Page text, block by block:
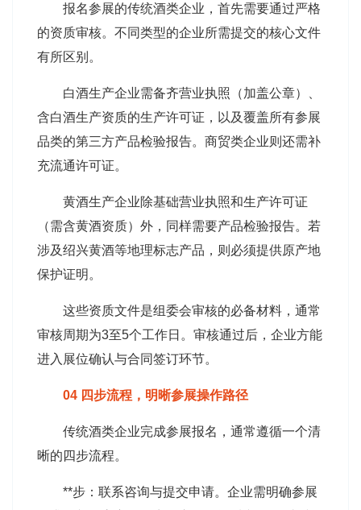
报名参展的传统酒类企业，首先需要通过严格
的资质审核。不同类型的企业所需提交的核心文件
有所区别。
白酒生产企业需备齐营业执照（加盖公章）、
含白酒生产资质的生产许可证，以及覆盖所有参展
品类的第三方产品检验报告。商贸类企业则还需补
充流通许可证。
黄酒生产企业除基础营业执照和生产许可证
（需含黄酒资质）外，同样需要产品检验报告。若
涉及绍兴黄酒等地理标志产品，则必须提供原产地
保护证明。
这些资质文件是组委会审核的必备材料，通常
审核周期为3至5个工作日。审核通过后，企业方能
进入展位确认与合同签订环节。
04 四步流程，明晰参展操作路径
传统酒类企业完成参展报名，通常遵循一个清
晰的四步流程。
**步：联系咨询与提交申请。企业需明确参展